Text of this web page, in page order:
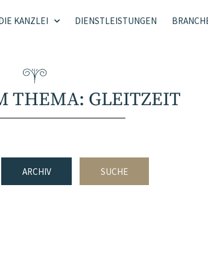
KANZLEI DIENSTLEISTUNGEN
THEMA: GLEITZEIT
ARCHIV SUCHE